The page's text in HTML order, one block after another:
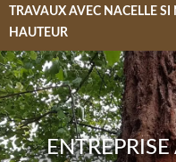
TRAVAUX AVEC NACELLE
HAUTEUR